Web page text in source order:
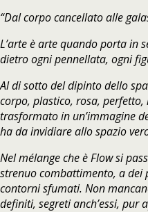
“Dal corpo cancellato alle
L’arte è arte quando porta in
dietro ogni pennellata, ogni
Al di sotto del dipinto dello
corpo, plastico, rosa,
trasformato in un’immagine
ha da invidiare allo spazio
Nel mélange che è Flow si
strenuo combattimento, a dei
contorni sfumati. Non
definiti, segreti anch’essi, pur